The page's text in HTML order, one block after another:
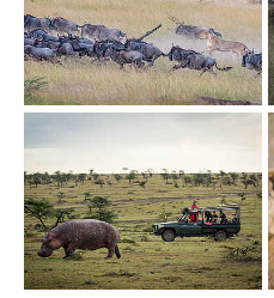
Show larger version